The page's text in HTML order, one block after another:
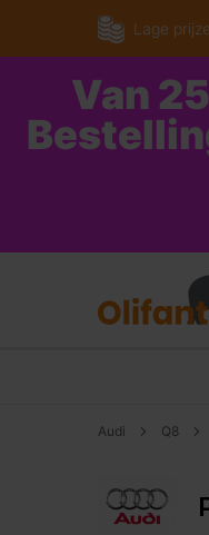
Lage
Van
Audi Q8